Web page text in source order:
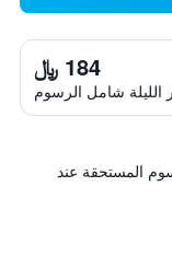
184 ﷼
الليلة شامل الرسوم
المستحقة عند